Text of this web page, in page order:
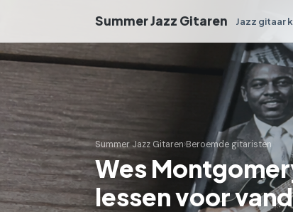
Summer Jazz Gitaren Jazz gitaar
Summer Jazz Gitaren›Beroemde gitaristen
Wes
lessen voor